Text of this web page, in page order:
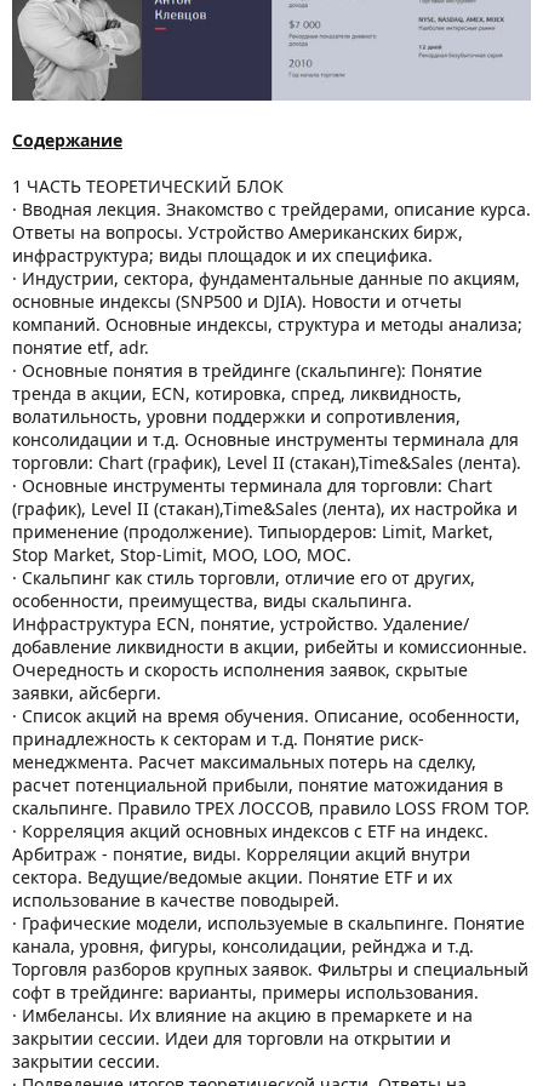
Содержание
1 ЧАСТЬ ТЕОРЕТИЧЕСКИЙ БЛОК
· Вводная лекция. Знакомство с трейдерами, описание курса.
Ответы на вопросы. Устройство Американских бирж,
инфраструктура; виды площадок и их специфика.
· Индустрии, сектора, фундаментальные данные по акциям,
основные индексы (SNP500 и DJIA). Новости и отчеты
компаний. Основные индексы, структура и методы анализа;
понятие etf, adr.
· Основные понятия в трейдинге (скальпинге): Понятие
тренда в акции, ECN, котировка, спред, ликвидность,
волатильность, уровни поддержки и сопротивления,
консолидации и т.д. Основные инструменты терминала для
торговли: Chart (график), Level II (стакан),Time&Sales (лента).
· Основные инструменты терминала для торговли: Chart
(график), Level II (стакан),Time&Sales (лента), их настройка и
применение (продолжение). Типыордеров: Limit, Market,
Stop Market, Stop-Limit, MOO, LOO, MOC.
· Скальпинг как стиль торговли, отличие его от других,
особенности, преимущества, виды скальпинга.
Инфраструктура ECN, понятие, устройство. Удаление/
добавление ликвидности в акции, рибейты и комиссионные.
Очередность и скорость исполнения заявок, скрытые
заявки, айсберги.
· Список акций на время обучения. Описание, особенности,
принадлежность к секторам и т.д. Понятие риск-
менеджмента. Расчет максимальных потерь на сделку,
расчет потенциальной прибыли, понятие матожидания в
скальпинге. Правило ТРЕХ ЛОССОВ, правило LOSS FROM TOP.
· Корреляция акций основных индексов с ETF на индекс.
Арбитраж - понятие, виды. Корреляции акций внутри
сектора. Ведущие/ведомые акции. Понятие ETF и их
использование в качестве поводырей.
· Графические модели, используемые в скальпинге. Понятие
канала, уровня, фигуры, консолидации, рейнджа и т.д.
Торговля разборов крупных заявок. Фильтры и специальный
софт в трейдинге: варианты, примеры использования.
· Имбелансы. Их влияние на акцию в премаркете и на
закрытии сессии. Идеи для торговли на открытии и
закрытии сессии.